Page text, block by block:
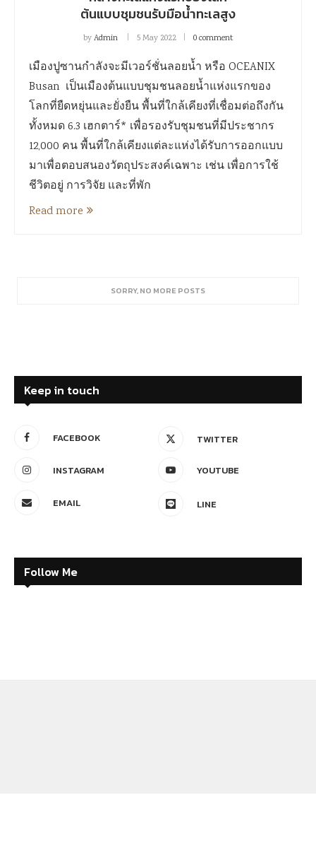
ต้นแบบชุมชนรับมือน้ำทะเลสูง
byAdmin 5 May 2022 0 comment
เมืองปูซานกำลังจะมีเวอร์ชั่นลอยน้ำ หรือ OCEANIX
Busan เป็นเมืองต้นแบบชุมชนลอยน้ำแห่งแรกของ
โลกที่ยืดหยุ่นและยั่งยืน พื้นที่ใกล้เคียงที่เชื่อมต่อถึงกัน
ทั้งหมด 6.3 เฮกตาร์* เพื่อรองรับชุมชนที่มีประชากร
12,000 คน พื้นที่ใกล้เคียงแต่ละแห่งได้รับการออกแบบ
มาเพื่อตอบสนองวัตถุประสงค์เฉพาะ เช่น เพื่อการใช้
ชีวิตอยู่ การวิจัย และที่พัก
Read more
SORRY, NO MORE POSTS
Keep in touch
FACEBOOK TWITTER
INSTAGRAM YOUTUBE
EMAIL LINE
Follow Me